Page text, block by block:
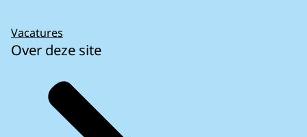
Vacatures
Over deze site